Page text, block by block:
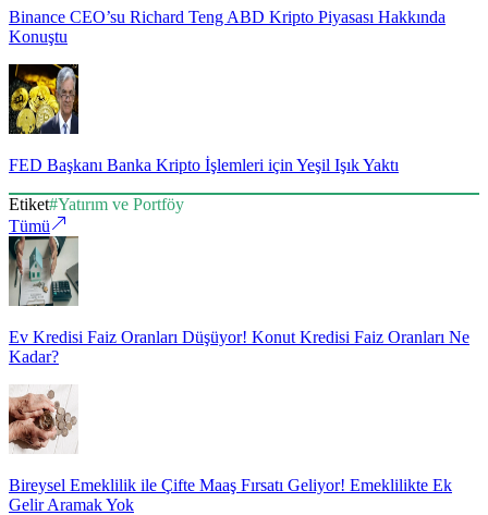
Binance CEO’su Richard Teng ABD Kripto Piyasası Hakkında
Konuştu
FED Başkanı Banka Kripto İşlemleri için Yeşil Işık Yaktı
Etiket#Yatırım ve Portföy
Tümü
Ev Kredisi Faiz Oranları Düşüyor! Konut Kredisi Faiz Oranları Ne
Kadar?
Bireysel Emeklilik ile Çifte Maaş Fırsatı Geliyor! Emeklilikte Ek
Gelir Aramak Yok